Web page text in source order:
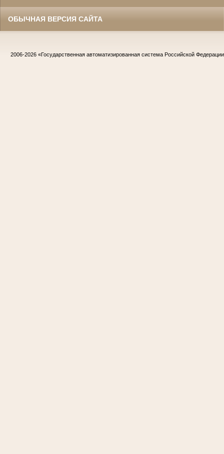
ОБЫЧНАЯ ВЕРСИЯ САЙТА
2006-2026 «Государственная автоматизированная система Российской